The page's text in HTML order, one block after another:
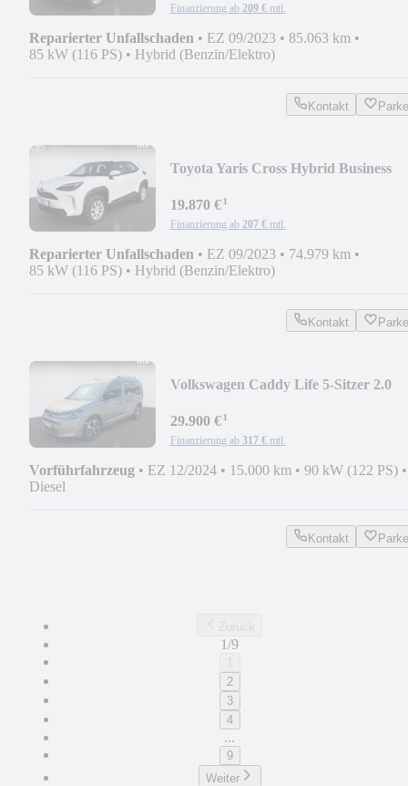
Finanzierung ab 209 € mtl.
Reparierter Unfallschaden • EZ 09/2023 • 85.063 km •
85 kW (116 PS) • Hybrid (Benzin/Elektro)
Kontakt
Toyota Yaris Cross Hybrid Business
19.870 €¹
Finanzierung ab 207 € mtl.
Reparierter Unfallschaden • EZ 09/2023 • 74.979 km •
85 kW (116 PS) • Hybrid (Benzin/Elektro)
Kontakt
Volkswagen Caddy Life 5-Sitzer 2.0
29.900 €¹
Finanzierung ab 317 € mtl.
Vorführfahrzeug • EZ 12/2024 • 15.000 km • 90 kW (122 PS) •
Diesel
Kontakt
1/9
2
3
4
...
9
Weiter